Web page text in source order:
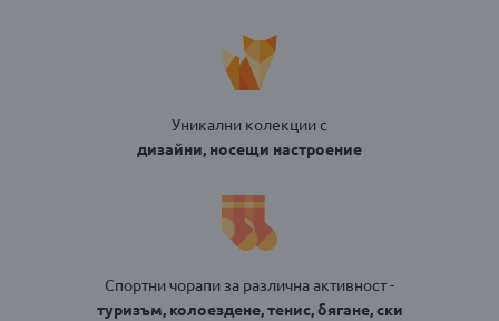
Уникални колекции с
дизайни, носещи настроение
Спортни чорапи за различна активност -
туризъм, колоездене, тенис, бягане, ски